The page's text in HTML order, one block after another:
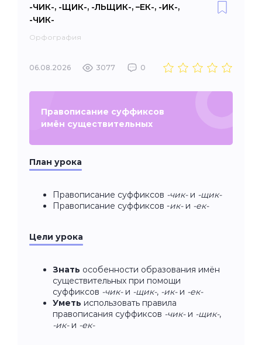
-ЧИК-, -ЩИК-, -ЛЬЩИК-, –ЕК-, -ИК-,
-ЧИК-
Орфография
06.08.2026 3077 0
Правописание суффиксов
имён существительных
План урока
Правописание суффиксов -чик- и -щик-
Правописание суффиксов -ик- и -ек-
Цели урока
Знать особенности образования имён
существительных при помощи
суффиксов -чик-и -щик-, -ик-и -ек-
Уметь использовать правила
правописания суффиксов -чик-и -щик-,
-ик-и -ек-